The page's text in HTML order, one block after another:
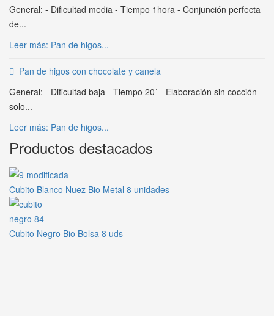
General: - Dificultad media - Tiempo 1hora - Conjunción perfecta
de...
Leer más: Pan de higos...
Pan de higos con chocolate y canela
General: - Dificultad baja - Tiempo 20´ - Elaboración sin cocción
solo...
Leer más: Pan de higos...
Productos destacados
Cubito Blanco Nuez Bio Metal 8 unidades
Cubito Negro Bio Bolsa 8 uds